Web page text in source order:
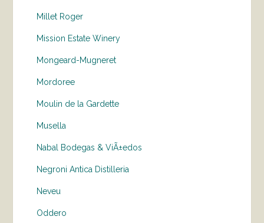
Millet Roger
Mission Estate Winery
Mongeard-Mugneret
Mordoree
Moulin de la Gardette
Musella
Nabal Bodegas & ViÃ±edos
Negroni Antica Distilleria
Neveu
Oddero